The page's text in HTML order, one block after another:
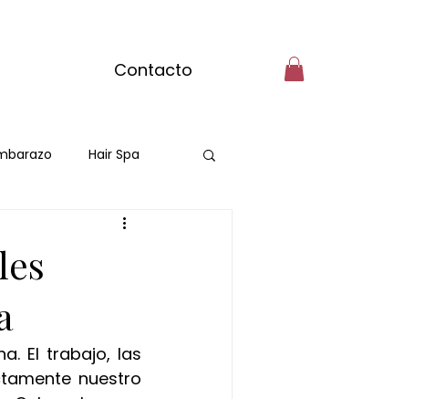
Contacto
Hair Spa
El trabajo, las
nuestro